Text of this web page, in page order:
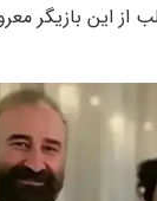
از این بازیگر